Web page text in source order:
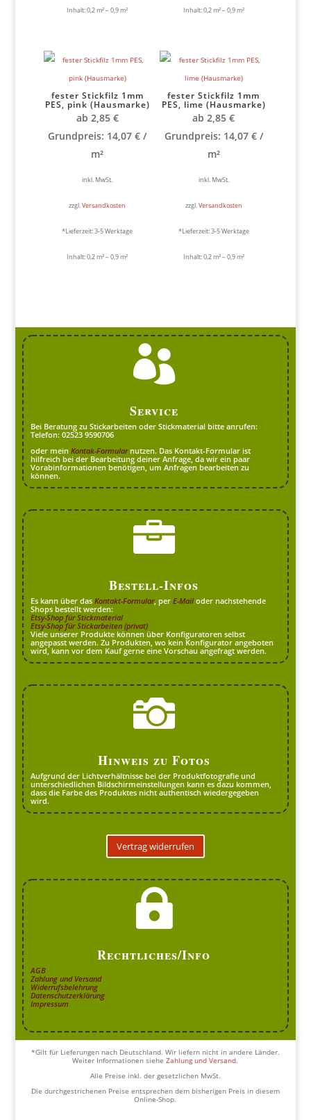
Inhalt: 0,2m²– 0,9m² Inhalt: 0,2m²– 0,9m²
fester Stickfilz 1mm
PES, pink (Hausmarke)
ab 2,85 €
Grundpreis: 14,07€ /
m²
inkl. MwSt.
zzgl.Versandkosten
*Lieferzeit:3-5 Werktage
Inhalt: 0,2m²– 0,9m²
fester Stickfilz 1mm
PES, lime (Hausmarke)
ab2,85€
Grundpreis: 14,07 €/
m²
inkl. MwSt.
zzgl.Versandkosten
*Lieferzeit:3-5 Werktage
Inhalt: 0,2m²– 0,9m²

Service
Bei Beratung zu Stickarbeiten oder Stickmaterial bitte anrufen:
Telefon: 02523 9590706
oder meinKontak-Formularnutzen. Das Kontakt-Formular ist
hilfreich bei der Bearbeitung deiner Anfrage, da wir ein paar
Vorabinformationen benötigen, um Anfragen bearbeiten zu
können.

Bestell-Infos
Es kann über dasKontakt-Formular, perE-Mail oder nachstehende
Shops bestellt werden:
Etsy-Shop für Stickmaterial
Etsy-Shop für Stickarbeiten (privat)
Viele unserer Produkte können über Konfiguratoren selbst
angepasst werden. Zu Produkten, wo kein Konfigurator angeboten
wird, kann vor dem Kauf gerne eine Vorschau angefragt werden.

Hinweis zu Fotos
Aufgrund der Lichtverhältnisse bei der Produktfotografie und
unterschiedlichen Bildschirmeinstellungen kann es dazu kommen,
dass die Farbe des Produktes nicht authentisch wiedergegeben
wird.
Vertrag widerrufen

Rechtliches/Info
AGB
Zahlung und Versand
Widerrufsbelehrung
Datenschutzerklärung
Impressum
*Gilt für Lieferungen nach Deutschland. Wir liefern nicht in andere Länder.
Weiter Informationen sieheZahlung und Versand.
Alle Preise inkl. der gesetzlichen MwSt.
Die durchgestrichenen Preise entsprechen dem bisherigen Preis in diesem
Online-Shop.